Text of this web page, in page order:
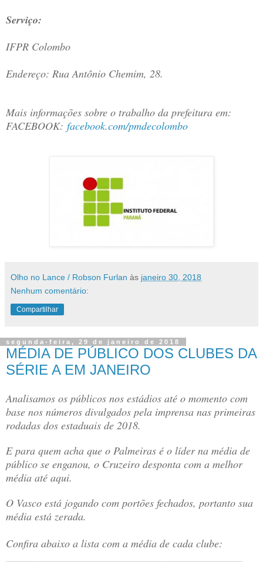
Serviço:
IFPR Colombo
Endereço: Rua Antônio Chemim, 28.
Mais informações sobre o trabalho da prefeitura em:
FACEBOOK: facebook.com/pmdecolombo
Olho no Lance / Robson Furlan às janeiro 30, 2018
Nenhum comentário:
Compartilhar
segunda-feira, 29 de janeiro de 2018
MÉDIA DE PÚBLICO DOS CLUBES DA
SÉRIE A EM JANEIRO
Analisamos os públicos nos estádios até o momento com
base nos números divulgados pela imprensa nas primeiras
rodadas dos estaduais de 2018.
E para quem acha que o Palmeiras é o líder na média de
público se enganou, o Cruzeiro desponta com a melhor
média até aqui.
O Vasco está jogando com portões fechados, portanto sua
média está zerada.
Confira abaixo a lista com a média de cada clube: